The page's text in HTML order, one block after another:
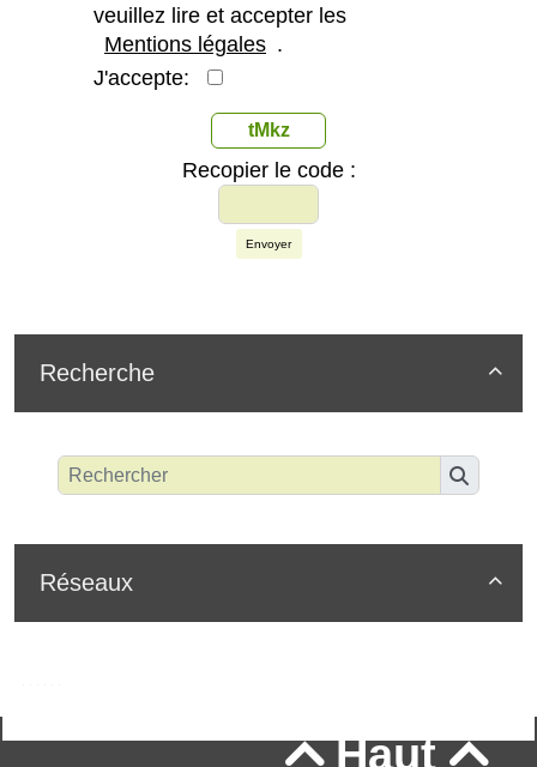
veuillez lire et accepter les
Mentions légales .
J'accepte:
tMkz
Recopier le code :
Envoyer

Recherche

Réseaux
Haut